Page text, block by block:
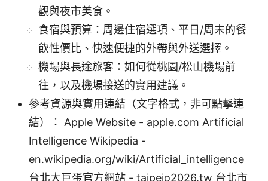
觀與夜市美食。
食宿與預算：周邊住宿選項、平日/周末的餐
飲性價比、快速便捷的外帶與外送選擇。
機場與長途旅客：如何從桃園/松山機場前
往，以及機場接送的實用建議。
參考資源與實用連結（文字格式，非可點擊連
結）： Apple Website - apple.com Artificial
Intelligence Wikipedia -
en.wikipedia.org/wiki/Artificial_intelligence
台北大巨蛋官方網站 - taipeio2026.tw 台北市